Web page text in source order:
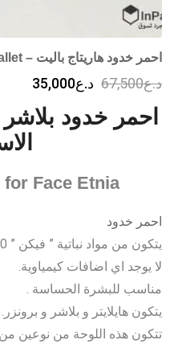
احمر خدود هاريتاج باليت – Heritage pallet
د.ع67,500 السعر
هو:
د.ع35,000
هو:
د.ع35,000.
Face Etnia
احمر خدود
يتكون من مواد نباتية ” فيكن ” 100 %
لا يوجد اي اضافات كيمياوية.
مناسب للبشرة الحساسة .
يتكون هايلايتر و بلاشر و برونزر.
تتكون هذه اللوحة من نوعين